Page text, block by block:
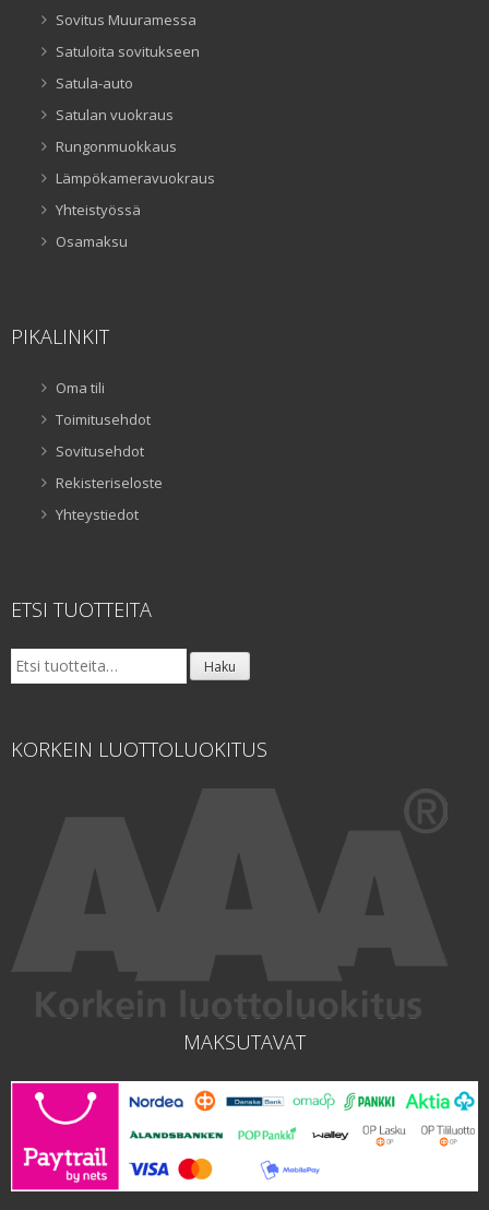
Sovitus Muuramessa
Satuloita sovitukseen
Satula-auto
Satulan vuokraus
Rungonmuokkaus
Lämpökameravuokraus
Yhteistyössä
Osamaksu
PIKALINKIT
Oma tili
Toimitusehdot
Sovitusehdot
Rekisteriseloste
Yhteystiedot
ETSI TUOTTEITA
Etsi: Haku
KORKEIN LUOTTOLUOKITUS
MAKSUTAVAT